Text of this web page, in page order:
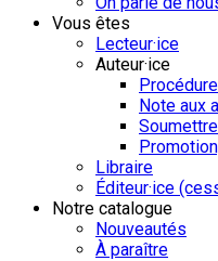
Vous êtes
Lecteur·ice
Auteur·ice
Note aux
Libraire
Éditeur·ice
Notre catalogue
Nouveautés
À paraître